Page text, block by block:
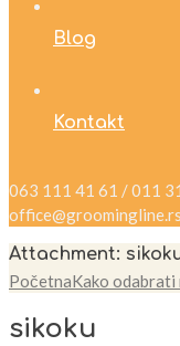
Blog
Kontakt
063 111 41 61 / 011
office@groomingline.rs
Attachment:
PočetnaKako odabrati
sikoku